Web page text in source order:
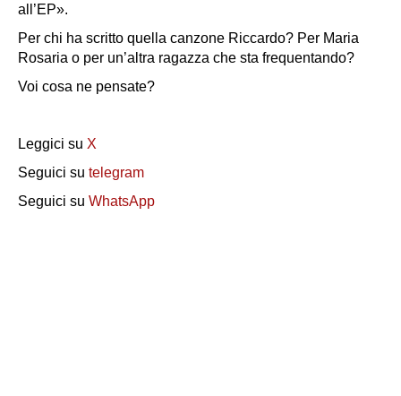
all’EP».
Per chi ha scritto quella canzone Riccardo? Per Maria
Rosaria o per un’altra ragazza che sta frequentando?
Voi cosa ne pensate?
Leggici su X
Seguici su telegram
Seguici su WhatsApp